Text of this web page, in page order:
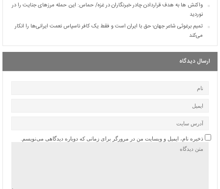
واکنش ها به هدف قراردادن چادر خبرنگاران در غزه/ حماس: این حمله مرزهای جنایت را در
نوردید
تمیم برغوثی شاعر جهان؛ حق با ایران است و فقط یک کافر ناسپاس نعمت ایرانی‌ها را انکار
می‌کند
ارسال دیدگاه
ذخیره نام، ایمیل و وبسایت من در مرورگر برای زمانی که دوباره دیدگاهی می‌نویسم.